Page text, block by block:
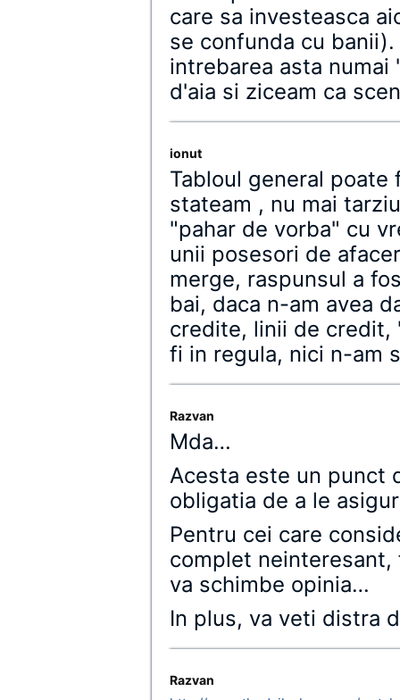
care sa investeasca
se confunda cu
intrebarea asta
d'aia si ziceam ca
ionut
Tabloul general
stateam , nu mai
"pahar de vorba" cu
unii posesori de
merge, raspunsul a
bai, daca n-am avea
credite, linii de credit,
fi in regula, nici n-am
Razvan
Mda…
Acesta este un punct
obligatia de a le
Pentru cei care
complet
va schimbe opinia…
In plus, va veti distra
Razvan